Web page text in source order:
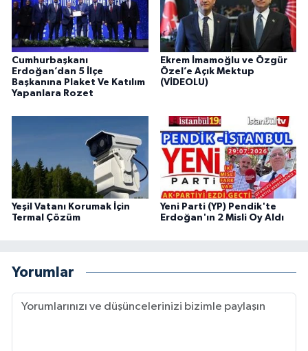
Cumhurbaşkanı
Erdoğan’dan 5 İlçe
Başkanına Plaket Ve Katılım
Yapanlara Rozet
Ekrem İmamoğlu ve Özgür
Özel’e Açık Mektup
(VİDEOLU)
Yeşil Vatanı Korumak İçin
Termal Çözüm
Yeni Parti (YP) Pendik'te
Erdoğan'ın 2 Misli Oy Aldı
Yorumlar